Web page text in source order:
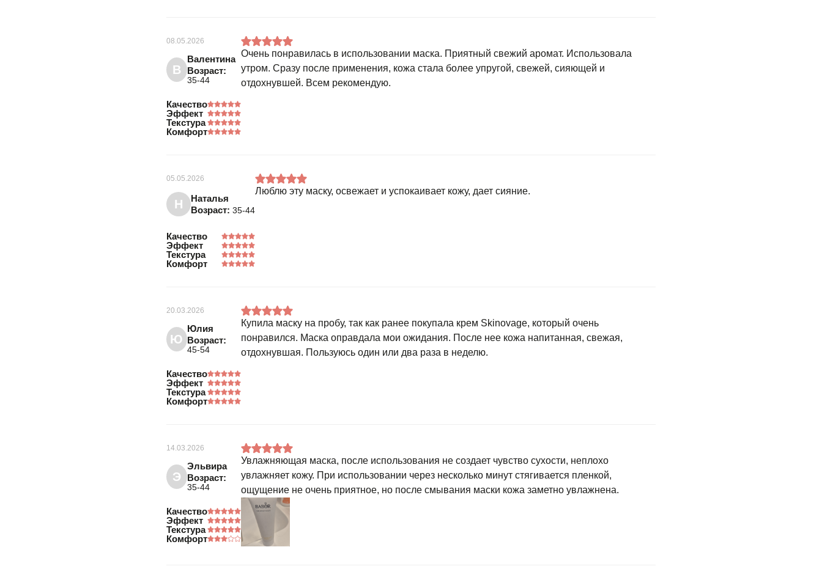
08.05.2026
В
Валентина
Возраст:
35-44
Качество
Эффект
Текстура
Комфорт
Очень понравилась в использовании маска. Приятный свежий аромат. Использовала
утром. Сразу после применения, кожа стала более упругой, свежей, сияющей и
отдохнувшей. Всем рекомендую.
05.05.2026
Н
Наталья
Возраст: 35-44
Качество
Эффект
Текстура
Комфорт
Люблю эту маску, освежает и успокаивает кожу, дает сияние.
20.03.2026
Ю
Юлия
Возраст:
45-54
Качество
Эффект
Текстура
Комфорт
Купила маску на пробу, так как ранее покупала крем Skinovage, который очень
понравился. Маска оправдала мои ожидания. После нее кожа напитанная, свежая,
отдохнувшая. Пользуюсь один или два раза в неделю.
14.03.2026
Э
Эльвира
Возраст:
35-44
Качество
Эффект
Текстура
Комфорт
Увлажняющая маска, после использования не создает чувство сухости, неплохо
увлажняет кожу. При использовании через несколько минут стягивается пленкой,
ощущение не очень приятное, но после смывания маски кожа заметно увлажнена.